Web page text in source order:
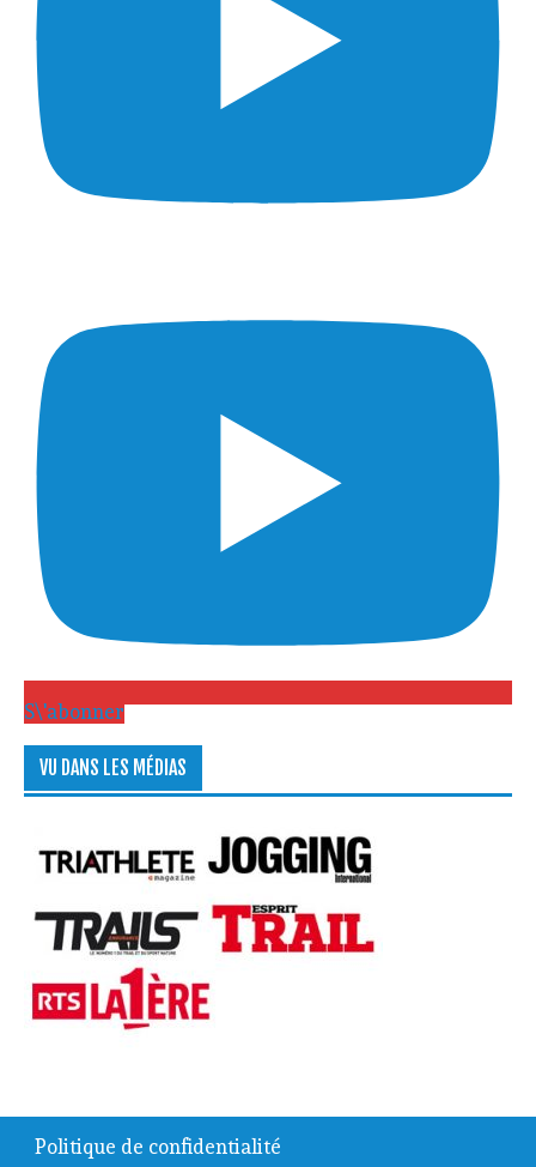
S\'abonner
VU DANS LES MÉDIAS
Politique de confidentialité